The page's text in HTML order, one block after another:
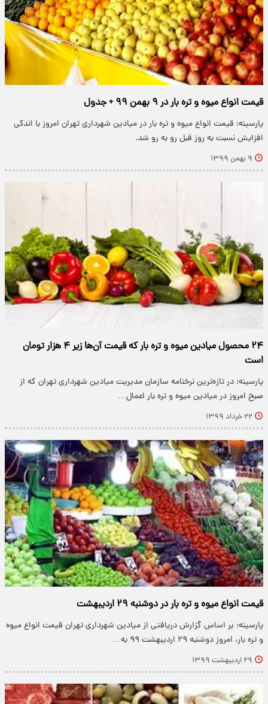
قیمت انواع میوه و تره بار در ۹ بهمن ۹۹ + جدول
پارسینه: قیمت انواع میوه و تره بار در میادین شهرداری تهران امروز با اندکی
افزایش نسبت به روز قبل رو به رو شد.
۹ بهمن ۱۳۹۹
۲۴ محصول میادین میوه و تره بار که قیمت آن‌ها زیر ۴ هزار تومان
است
پارسینه: در تازه‌ترین نرخنامه سازمان مدیریت میادین شهرداری تهران که از
صبح امروز در میادین میوه و تره بار اعمال…
۲۲ خرداد ۱۳۹۹
قیمت انواع میوه و تره بار در دوشنبه ۲۹ اردیبهشت
پارسینه: بر اساس گزارش دریافتی از میادین شهرداری تهران قیمت انواع میوه
و تره بار، امروز دوشنبه ۲۹ اردیبهشت ۹۹ به…
۲۹ اردیبهشت ۱۳۹۹